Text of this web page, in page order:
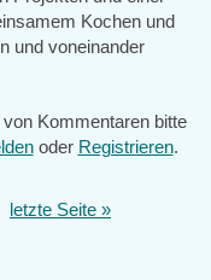
Kochen und
und voneinander
Kommentaren bitte
oder Registrieren.
letzte Seite »